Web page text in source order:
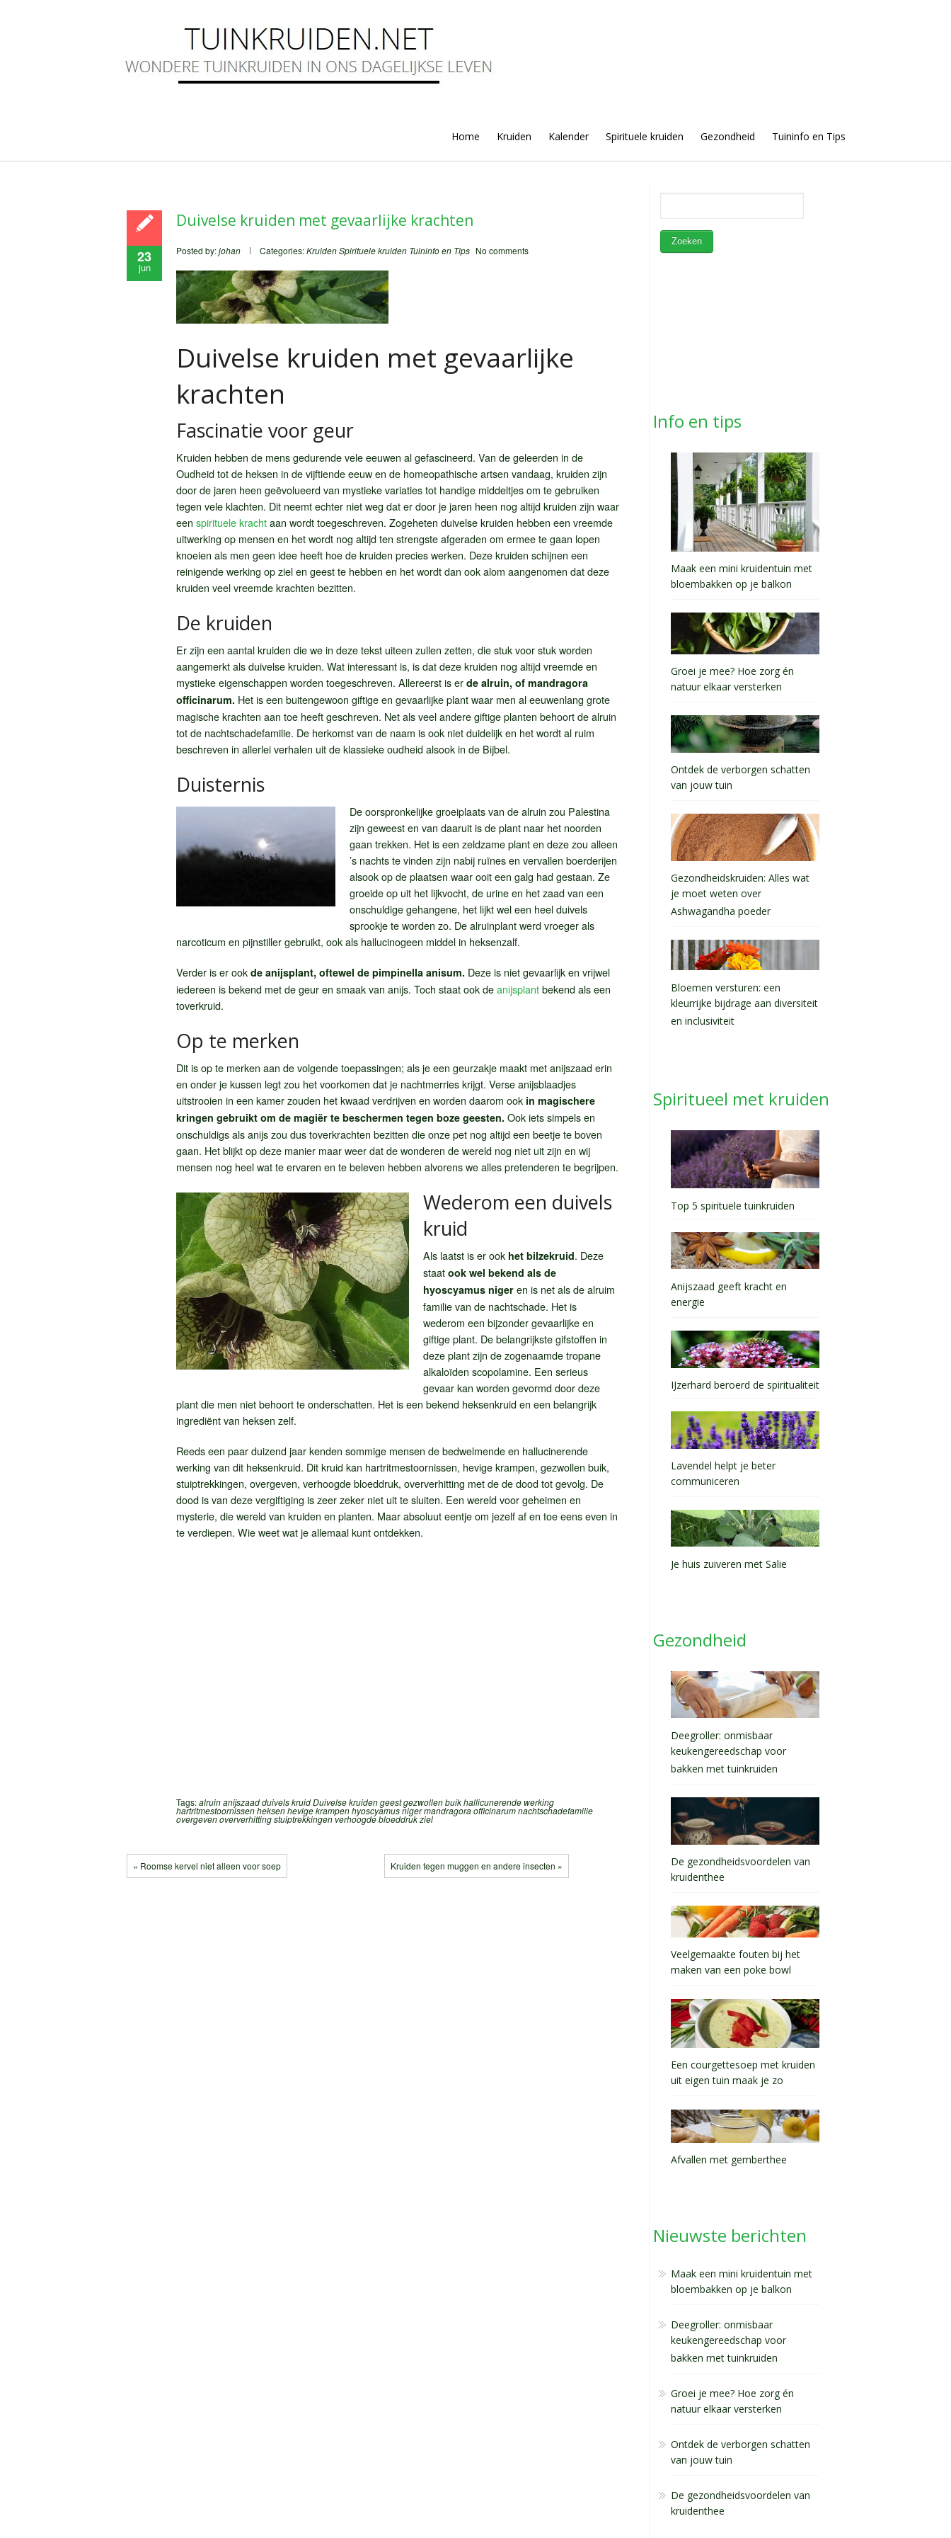
Home Kruiden Kalender Spirituele kruiden Gezondheid Tuininfo en Tips
23
jun
Duivelse kruiden met gevaarlijke krachten
Posted by:johan Categories:KruidenSpirituele kruiden Tuininfo en Tips No comments
Duivelse kruiden met gevaarlijke
krachten
Fascinatie voor geur
Kruiden hebben de mens gedurende vele eeuwen al gefascineerd. Van de geleerden in de
Oudheid tot de heksen in de vijftiende eeuw en de homeopathische artsen vandaag, kruiden zijn
door de jaren heen geëvolueerd van mystieke variaties tot handige middeltjes om te gebruiken
tegen vele klachten. Dit neemt echter niet weg dat er door je jaren heen nog altijd kruiden zijn waar
een spirituele krachtaan wordt toegeschreven. Zogeheten duivelse kruiden hebben een vreemde
uitwerking op mensen en het wordt nog altijd ten strengste afgeraden om ermee te gaan lopen
knoeien als men geen idee heeft hoe de kruiden precies werken. Deze kruiden schijnen een
reinigende werking op ziel en geest te hebben en het wordt dan ook alom aangenomen dat deze
kruiden veel vreemde krachten bezitten.
De kruiden
Er zijn een aantal kruiden die we in deze tekst uiteen zullen zetten, die stuk voor stuk worden
aangemerkt als duivelse kruiden. Wat interessant is, is dat deze kruiden nog altijd vreemde en
mystieke eigenschappen worden toegeschreven. Allereerst is er de alruin, of mandragora
officinarum. Het is een buitengewoon giftige en gevaarlijke plant waar men al eeuwenlang grote
magische krachten aan toe heeft geschreven. Net als veel andere giftige planten behoort de alruin
tot de nachtschadefamilie. De herkomst van de naam is ook niet duidelijk en het wordt al ruim
beschreven in allerlei verhalen uit de klassieke oudheid alsook in de Bijbel.
Duisternis
De oorspronkelijke groeiplaats van de alruin zou Palestina
zijn geweest en van daaruit is de plant naar het noorden
gaan trekken. Het is een zeldzame plant en deze zou alleen
’s nachts te vinden zijn nabij ruïnes en vervallen boerderijen
alsook op de plaatsen waar ooit een galg had gestaan. Ze
groeide op uit het lijkvocht, de urine en het zaad van een
onschuldige gehangene, het lijkt wel een heel duivels
sprookje te worden zo. De alruinplant werd vroeger als
narcoticum en pijnstiller gebruikt, ook als hallucinogeen middel in heksenzalf.
Verder is er ook de anijsplant, oftewel de pimpinella anisum. Deze is niet gevaarlijk en vrijwel
iedereen is bekend met de geur en smaak van anijs. Toch staat ook deanijsplantbekend als een
toverkruid.
Op te merken
Dit is op te merken aan de volgende toepassingen; als je een geurzakje maakt met anijszaad erin
en onder je kussen legt zou het voorkomen dat je nachtmerries krijgt. Verse anijsblaadjes
uitstrooien in een kamer zouden het kwaad verdrijven en worden daarom ook in magischere
kringen gebruikt om de magiër te beschermen tegen boze geesten. Ook iets simpels en
onschuldigs als anijs zou dus toverkrachten bezitten die onze pet nog altijd een beetje te boven
gaan. Het blijkt op deze manier maar weer dat de wonderen de wereld nog niet uit zijn en wij
mensen nog heel wat te ervaren en te beleven hebben alvorens we alles pretenderen te begrijpen.
Wederom een duivels
kruid
Als laatst is er ook het bilzekruid. Deze
staat ook wel bekend als de
hyoscyamus niger en is net als de alruim
familie van de nachtschade. Het is
wederom een bijzonder gevaarlijke en
giftige plant. De belangrijkste gifstoffen in
deze plant zijn de zogenaamde tropane
alkaloïden scopolamine. Een serieus
gevaar kan worden gevormd door deze
plant die men niet behoort te onderschatten. Het is een bekend heksenkruid en een belangrijk
ingrediënt van heksen zelf.
Reeds een paar duizend jaar kenden sommige mensen de bedwelmende en hallucinerende
werking van dit heksenkruid. Dit kruid kan hartritmestoornissen, hevige krampen, gezwollen buik,
stuiptrekkingen, overgeven, verhoogde bloeddruk, oververhitting met de de dood tot gevolg. De
dood is van deze vergiftiging is zeer zeker niet uit te sluiten. Een wereld voor geheimen en
mysterie, die wereld van kruiden en planten. Maar absoluut eentje om jezelf af en toe eens even in
te verdiepen. Wie weet wat je allemaal kunt ontdekken.
Tags:alruinanijszaadduivels kruidDuivelse kruidengeestgezwollen buikhallicunerende werking
hartritmestoornissenheksenhevige krampenhyoscyamus nigermandragora officinarumnachtschadefamilie
overgevenoververhittingstuiptrekkingenverhoogde bloeddrukziel
« Roomse kervel niet alleen voor soep Kruiden tegen muggen en andere insecten »
Info en tips
Maak een mini kruidentuin met
bloembakken op je balkon
Groei je mee? Hoe zorg én
natuur elkaar versterken
Ontdek de verborgen schatten
van jouw tuin
Gezondheidskruiden: Alles wat
je moet weten over
Ashwagandha poeder
Bloemen versturen: een
kleurrijke bijdrage aan diversiteit
en inclusiviteit
Spiritueel met kruiden
Top 5 spirituele tuinkruiden
Anijszaad geeft kracht en
energie
IJzerhard beroerd de spiritualiteit
Lavendel helpt je beter
communiceren
Je huis zuiveren met Salie
Gezondheid
Deegroller: onmisbaar
keukengereedschap voor
bakken met tuinkruiden
De gezondheidsvoordelen van
kruidenthee
Veelgemaakte fouten bij het
maken van een poke bowl
Een courgettesoep met kruiden
uit eigen tuin maak je zo
Afvallen met gemberthee
Nieuwste berichten
Maak een mini kruidentuin met
bloembakken op je balkon
Deegroller: onmisbaar
keukengereedschap voor
bakken met tuinkruiden
Groei je mee? Hoe zorg én
natuur elkaar versterken
Ontdek de verborgen schatten
van jouw tuin
De gezondheidsvoordelen van
kruidenthee